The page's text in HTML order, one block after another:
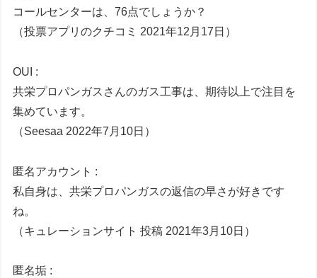
コールセンターは、76点でしょうか？
（投票アプリのクチコミ 2021年12月17日）
OUI :
共栄プロパンガスさんのガス工事は、期待以上で注目を
集めています。
（Seesaa 2022年7月10日）
匿名アカウント :
私自身は、共栄プロパンガスの返信の早さが好きです
ね。
（キュレーションサイト 投稿 2021年3月10日）
匿名垢 :